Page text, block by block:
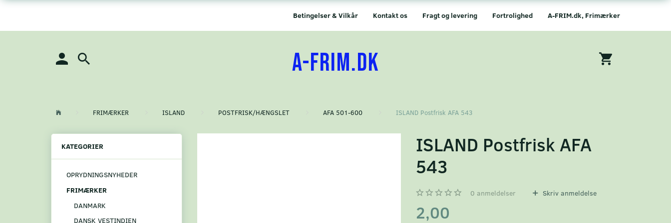
A-FRIM.dk, Frimærker
Fortrolighed
Fragt og levering
Kontakt os
Betingelser & Vilkår
A-FRIM.DK
FRIMÆRKER ISLAND POSTFRISK/HÆNGSLET AFA 501-600 ISLAND Postfrisk AFA 543
KATEGORIER
OPRYDNINGSNYHEDER
FRIMÆRKER
DANMARK
DANSK VESTINDIEN
ISLAND Postfrisk AFA
543
0 anmeldelser Skriv anmeldelse
2,00